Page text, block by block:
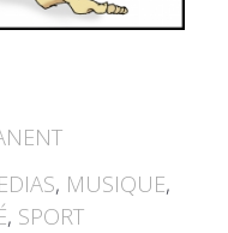
, MUSIQUE,
, SPORT